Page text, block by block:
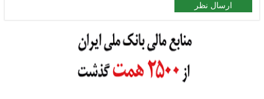
ارسال نظر